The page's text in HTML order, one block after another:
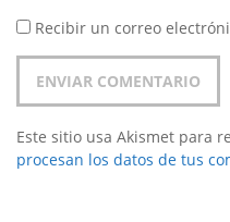
Recibir un correo
Este sitio usa Akismet para
procesan los datos de tus